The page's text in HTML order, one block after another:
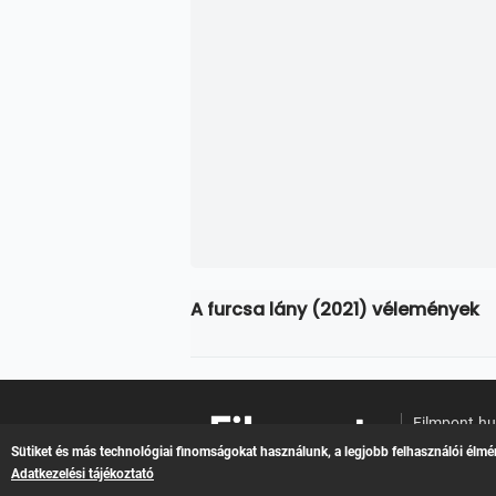
A furcsa lány (2021) vélemények
Filmpont.hu
Online
Sütiket és más technológiai finomságokat használunk, a legjobb felhasználói
Adatkezelési tájékoztató